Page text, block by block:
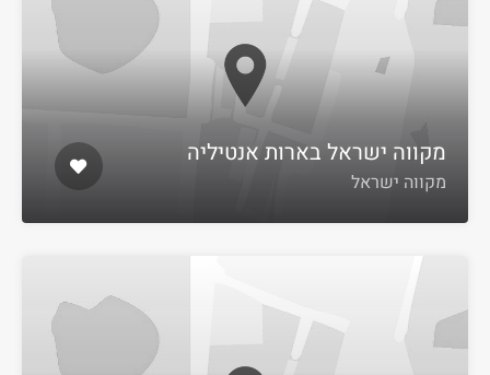
מקווה ישראל בארות אנטיליה
מקווה ישראל